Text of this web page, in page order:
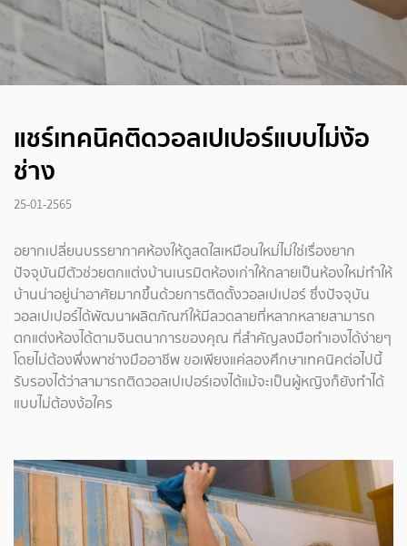
แชร์เทคนิคติดวอลเปเปอร์แบบไม่ง้อ
ช่าง
25-01-2565
อยากเปลี่ยนบรรยากาศห้องให้ดูสดใสเหมือนใหม่ไม่ใช่เรื่องยาก
ปัจจุบันมีตัวช่วยตกแต่งบ้านเนรมิตห้องเก่าให้กลายเป็นห้องใหม่ทำให้
บ้านน่าอยู่น่าอาศัยมากขึ้นด้วยการติดตั้งวอลเปเปอร์ ซึ่งปัจจุบัน
วอลเปเปอร์ได้พัฒนาผลิตภัณฑ์ให้มีลวดลายที่หลากหลายสามารถ
ตกแต่งห้องได้ตามจินตนาการของคุณ ที่สำคัญลงมือทำเองได้ง่ายๆ
โดยไม่ต้องพึ่งพาช่างมืออาชีพ ขอเพียงแค่ลองศึกษาเทคนิคต่อไปนี้
รับรองได้ว่าสามารถติดวอลเปเปอร์เองได้แม้จะเป็นผู้หญิงก็ยังทำได้
แบบไม่ต้องง้อใคร